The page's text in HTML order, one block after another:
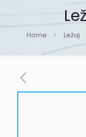
Home Ležaj